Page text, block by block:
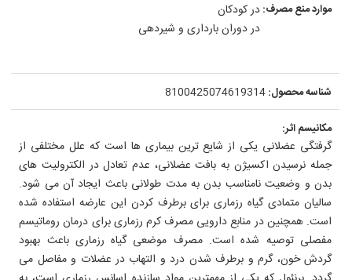
موارد منع مصرف:در کودکان
در دوران بارداری و شیردهی
شناسه محصول:8100425074619314
مکانیسم اثر:
گرفتگی عضلانی یکی از شایع ترین بیماری ها است که علل مختلفی از
جمله نرسیدن اکسیژن به بافت عضلانی، عدم تعادل در الکترولیت های
بدن و وضعیت نامناسب بدن به مدت طولانی باعث ایجاد آن می شود.
سالیان متمادی گیاه رزماری برای برطرف کردن این عارضه استفاده شده
است. همچنین در منابع دارویی مصرف کرم رزماری برای درمان روماتیسم
مفصلی توصیه شده است. مصرف موضعی گیاه رزماری باعث بهبود
گردش خون، گرم و برطرف شدن درد و التهاب در عضلات و مفاصل می